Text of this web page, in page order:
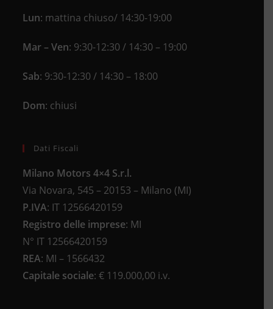
Lun: mattina chiuso/ 14:30-19:00
Mar – Ven: 9:30-12:30 / 14:30 – 19:00
Sab: 9:30-12:30 / 14:30 – 18:00
Dom: chiusi
Dati Fiscali
Milano Motors 4×4 S.r.l.
Via Novara, 545 – 20153 – Milano (MI)
P.IVA: IT 12566420159
Registro delle imprese: MI
N° IT 12566420159
REA: MI – 1566432
Capitale sociale: € 119.000,00 i.v.